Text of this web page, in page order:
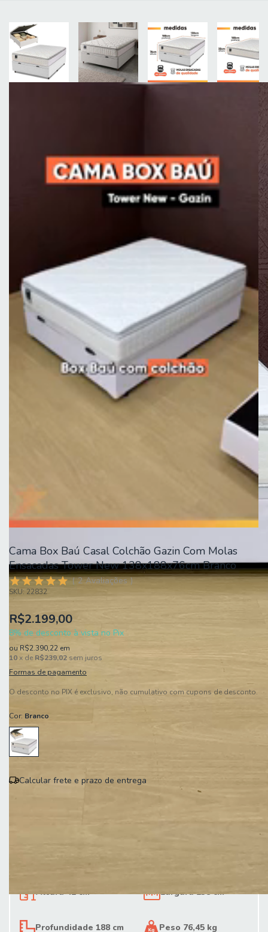
Cama Box Baú Casal Colchão Gazin Com Molas
Ensacadas Tower New 138x188x76cm Branco
2 Avaliações
SKU: 22832
R$2.199,00
8% de desconto à vista no Pix
ou R$2.390,22 em
10x de R$239,02 sem juros
Formas de pagamento
O desconto no PIX é exclusivo, não cumulativo com cupons de desconto.
Cor: Branco
Calcular frete e prazo de entrega
Altura 41 cm Largura 138 cm
Profundidade 188 cm Peso 76,45 kg